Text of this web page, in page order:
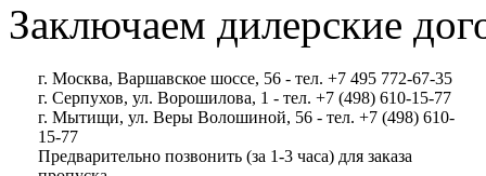
Заключаем дилерские
г. Москва, Варшавское шоссе, 56 - тел. +7 495 772-67-35
г. Серпухов, ул. Ворошилова, 1 - тел. +7 (498) 610-15-77
г. Мытищи, ул. Веры Волошиной, 56 - тел. +7 (498) 610-
15-77
Предварительно позвонить (за 1-3 часа) для заказа